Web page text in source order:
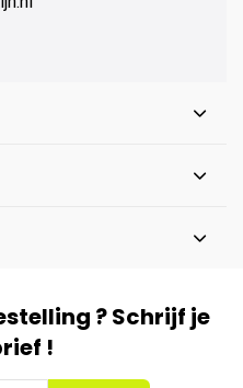
? Schrijf je
!